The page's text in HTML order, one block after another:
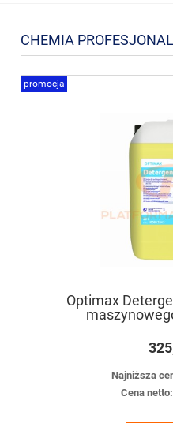
CHEMIA
Optimax
Najniższa
Cena netto:
promocja